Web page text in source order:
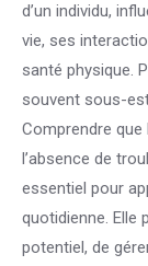
d’un individu,
vie, ses
santé physique.
souvent sous-
Comprendre que
l’absence de
essentiel pour
quotidienne. Elle
potentiel, de